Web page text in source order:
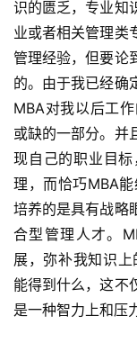
方
备
考
评
论
院
校
新
闻
M
B
识的匮乏，专业知
业或者相关管理类
管理经验，但要论
的。由于我已经确
MBA对我以后工
或缺的一部分。并
现自己的职业目
理，而恰巧MBA
培养的是具有战略
合型管理人才。
展，弥补我知识
能得到什么，这不
是一种智力上和压